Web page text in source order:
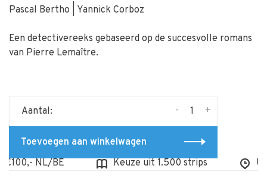
Pascal Bertho | Yannick Corboz
Een detectivereeks gebaseerd op de succesvolle romans
van Pierre Lemaître.
Aantal: +
-
Toevoegen aan winkelwagen
NL/BE
Keuze uit 1.500 strips Uit